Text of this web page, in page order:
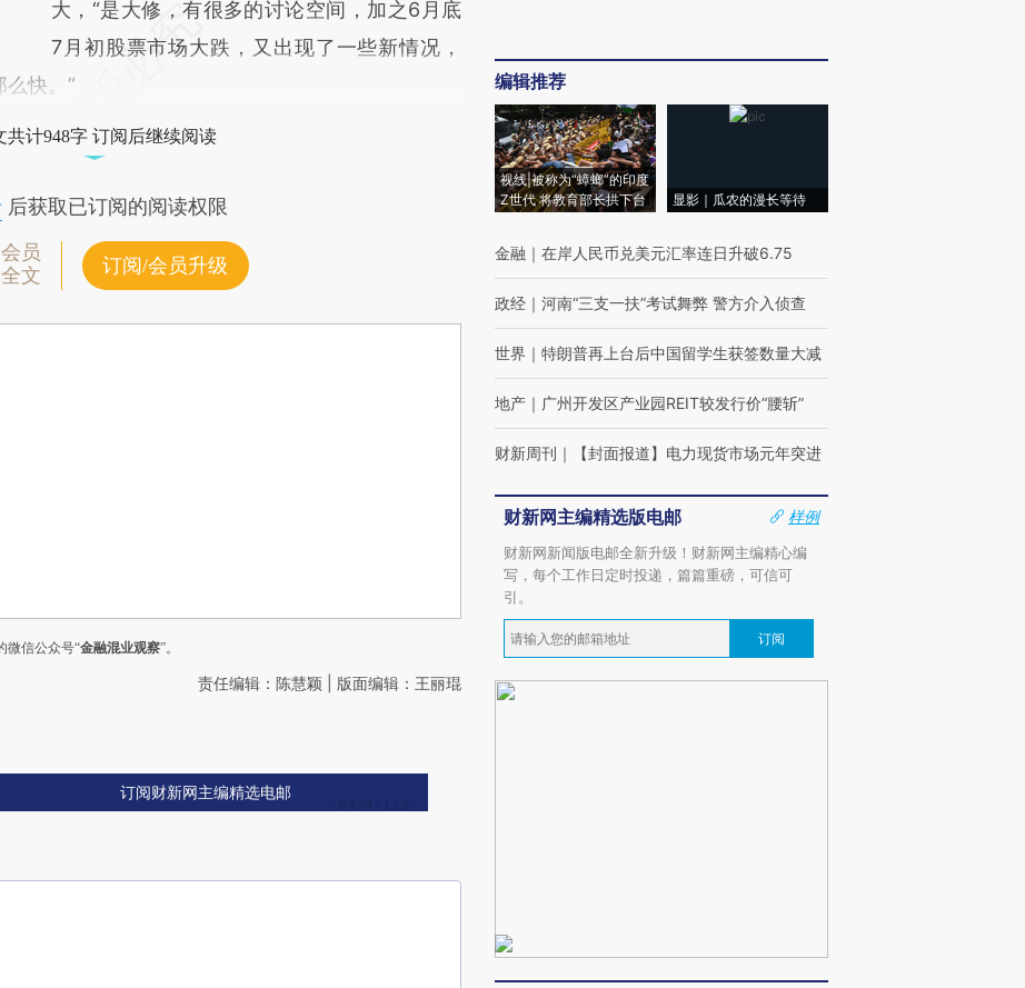
大，“是大修，有很多的讨论空间，加之6月底
7月初股票市场大跌，又出现了一些新情况，
快。”
共计948字 订阅后继续阅读
后获取已订阅的阅读权限
员
文
订阅/会员升级
信公众号“金融混业观察”。
责任编辑：陈慧颖 | 版面编辑：王丽琨
订阅财新网主编精选电邮
编辑推荐
视线|被称为“蟑螂”的印度
Z世代 将教育部长拱下台
显影｜瓜农的漫长等待
金融 ｜ 在岸人民币兑美元汇率连日升破6.75
政经 ｜ 河南“三支一扶”考试舞弊 警方介入侦查
世界 ｜ 特朗普再上台后中国留学生获签数量大减
地产 ｜ 广州开发区产业园REIT较发行价“腰斩”
财新周刊 ｜ 【封面报道】电力现货市场元年突进
财新网主编精选版电邮
样例
财新网新闻版电邮全新升级！财新网主编精心编
写，每个工作日定时投递，篇篇重磅，可信可
引。
订阅